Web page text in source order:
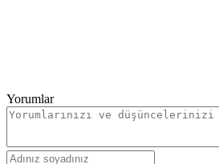
Yorumlar